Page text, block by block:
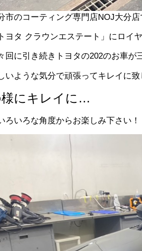
市のコーティング専門店NOJ大分店
ヨタ クラウンエステート」にロイ
回に引き続きトヨタの202のお車が
いような気分で頑張ってキレイに致
様にキレイに…
ろいろな角度からお楽しみ下さい！